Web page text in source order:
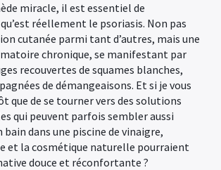
miracle, il est essentiel de
réellement le psoriasis. Non pas
cutanée parmi tant d’autres, mais une
chronique, se manifestant par
recouvertes de squames blanches,
de démangeaisons. Et si je vous
que de se tourner vers des solutions
qui peuvent parfois sembler aussi
bain dans une piscine de vinaigre,
et la cosmétique naturelle pourraient
douce et réconfortante ?